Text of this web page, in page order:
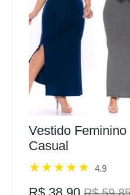
Vestido Feminino
Casual
4.9